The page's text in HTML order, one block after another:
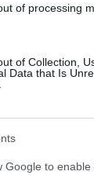
of processing
of Collection,
Data that Is
Google to